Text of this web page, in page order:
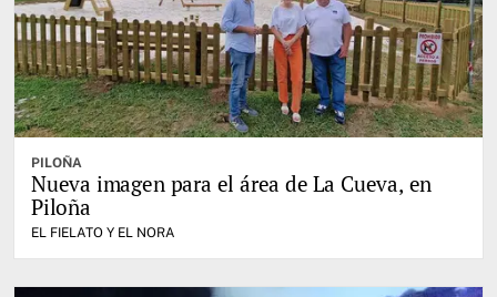
PILOÑA
Nueva imagen para el área de La Cueva, en
Piloña
EL FIELATO Y EL NORA